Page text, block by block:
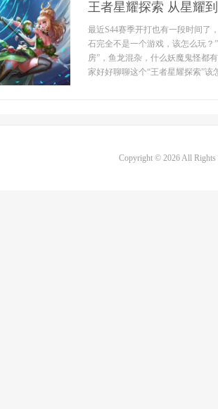
王者星耀探索 从星耀
最近S44赛季开打也有一段时间了
石完全不是一个游戏，该怎么玩
房”，鱼龙混杂，什么妖魔鬼怪都
家好好聊聊这个“王者星耀探索”该
Copyright © 2026 All